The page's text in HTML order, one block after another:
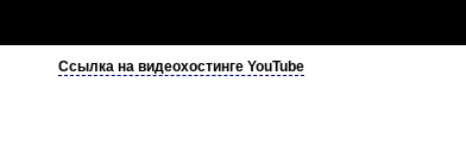
Ссылка на видеохостинге YouTube